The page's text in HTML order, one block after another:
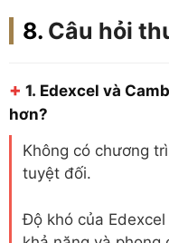
Câu hỏi
+ 1. Edexcel và
hơn?
Không có chương
tuyệt đối.
Độ khó của